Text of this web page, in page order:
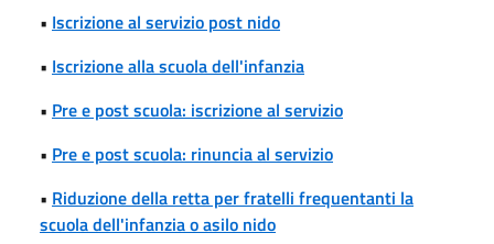
• Iscrizione al servizio post nido
• Iscrizione alla scuola dell'infanzia
• Pre e post scuola: iscrizione al servizio
• Pre e post scuola: rinuncia al servizio
• Riduzione della retta per fratelli frequentanti la
scuola dell'infanzia o asilo nido